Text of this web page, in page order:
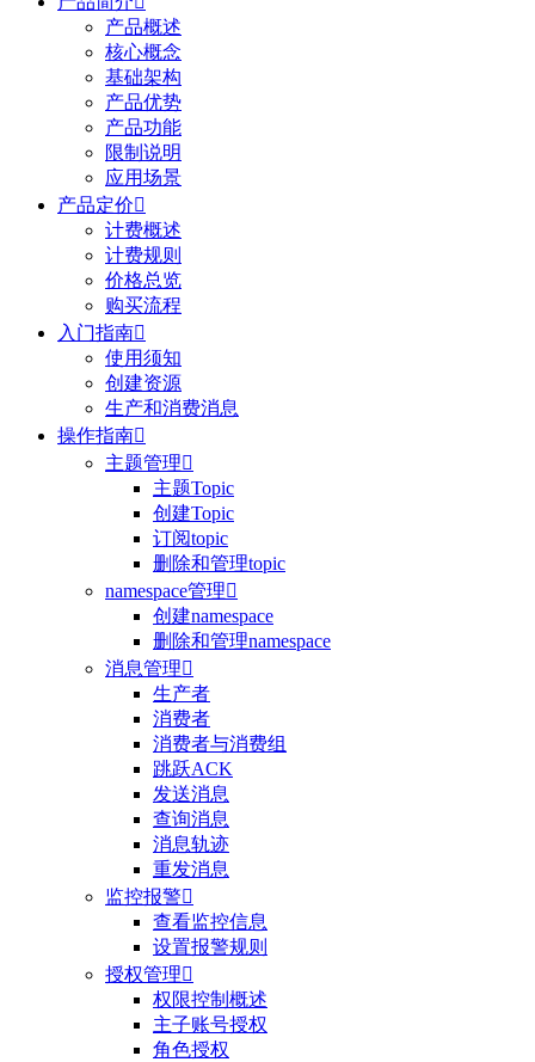
产品概述
核心概念
基础架构
产品优势
产品功能
限制说明
应用场景
产品定价
计费概述
计费规则
价格总览
购买流程
入门指南
使用须知
创建资源
生产和消费消息
操作指南
主题管理
主题Topic
创建Topic
订阅topic
删除和管理topic
namespace管理
创建namespace
删除和管理namespace
消息管理
生产者
消费者
消费者与消费组
跳跃ACK
发送消息
查询消息
消息轨迹
重发消息
监控报警
查看监控信息
设置报警规则
授权管理
权限控制概述
主子账号授权
角色授权